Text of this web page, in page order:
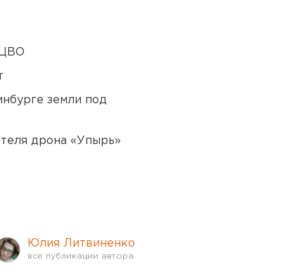
ЦВО
земли под
дрона «Упырь»
Юлия Литвиненко